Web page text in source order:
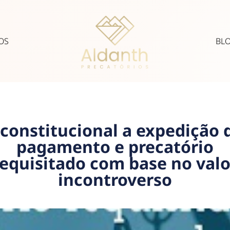
a expedição
pagamento e precatório
com base no
incontroverso